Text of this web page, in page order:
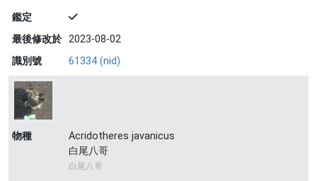
鑑定
最後修改於 2023-08-02
識別號
61334 (nid)
物種
Acridotheres javanicus
白尾八哥
白尾八哥